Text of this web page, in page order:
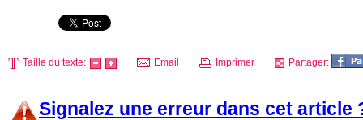
Taille du texte: Email Imprimer Partager:
Signalez une erreur dans cet article